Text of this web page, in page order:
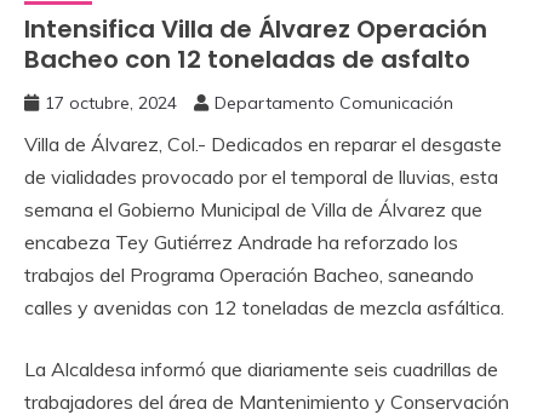
Intensifica Villa de Álvarez Operación
Bacheo con 12 toneladas de asfalto
17 octubre, 2024 Departamento Comunicación
Villa de Álvarez, Col.- Dedicados en reparar el desgaste
de vialidades provocado por el temporal de lluvias, esta
semana el Gobierno Municipal de Villa de Álvarez que
encabeza Tey Gutiérrez Andrade ha reforzado los
trabajos del Programa Operación Bacheo, saneando
calles y avenidas con 12 toneladas de mezcla asfáltica.
La Alcaldesa informó que diariamente seis cuadrillas de
trabajadores del área de Mantenimiento y Conservación